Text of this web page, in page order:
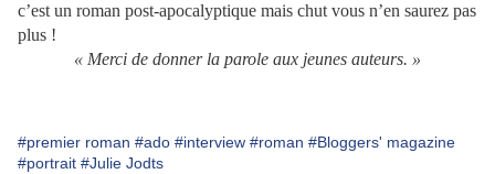
c’est un roman post-apocalyptique mais chut vous n’en saurez pas
plus !
« Merci de donner la parole aux jeunes auteurs. »
#premier roman #ado #interview #roman #Bloggers' magazine
#portrait #Julie Jodts